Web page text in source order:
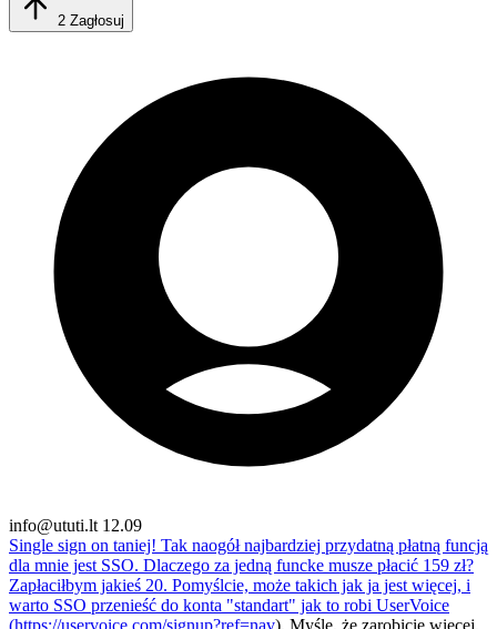
2 Zagłosuj
info@ututi.lt 12.09
Single sign on taniej! Tak naogół najbardziej przydatną płatną funcją
dla mnie jest SSO. Dlaczego za jedną funcke musze płacić 159 zł?
Zapłaciłbym jakieś 20. Pomyślcie, może takich jak ja jest więcej, i
warto SSO przenieść do konta "standart" jak to robi UserVoice
(https://uservoice.com/signup?ref=nav). Myśle, że zarobicie więcej,